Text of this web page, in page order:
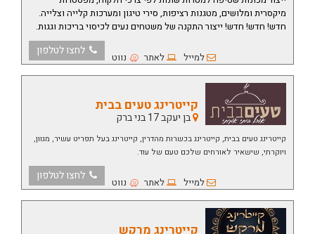
מיקסרית ומלושים, מטגנות רציפות, סירי טיגון ומערכות קלייה וצלייה.
חדש! חדש! חדש! ייצור התקנה של משטחים נעים לכיסוי בריכות וגגות.
למייל לאתר נווט לחצו לטלפון
קייטרינג טעים בבית
בן יעקב 17 בני ברק
קייטרינג טעים בבית, קייטרינג בכשרות מהדרין, קייטרינג בעל תפריט עשיר, מגוון,
ויוקרתי, שישאיר לאורחים שלכם טעם של עוד.
למייל לאתר נווט לחצו לטלפון
קייטרינג מרקש